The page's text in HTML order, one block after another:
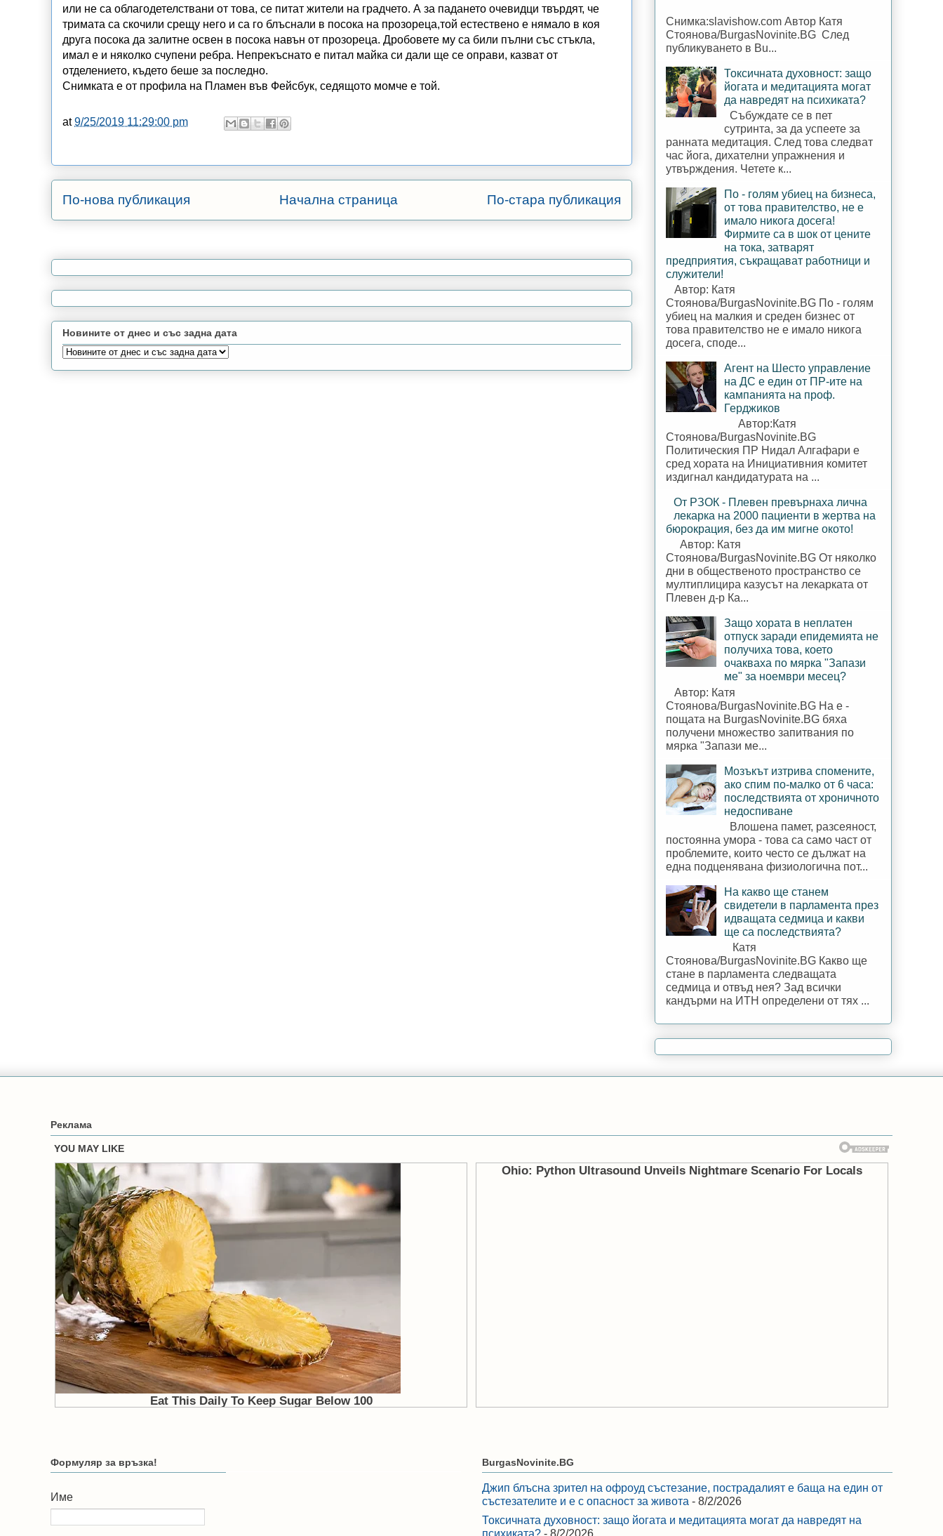
или не са облагодетелствани от това, се питат жители на градчето. А за падането очевидци твърдят, че
тримата са скочили срещу него и са го блъснали в посока на прозореца,той естествено е нямало в коя
друга посока да залитне освен в посока навън от прозореца. Дробовете му са били пълни със стъкла,
имал е и няколко счупени ребра. Непрекъснато е питал майка си дали ще се оправи, казват от
отделението, където беше за последно.
Снимката е от профила на Пламен във Фейсбук, седящото момче е той.
at9/25/2019 11:29:00 pm
По-нова публикация По-стара публикация
Начална страница
Новините от днес и със задна дата
Снимка:slavishow.com Автор Катя
Стоянова/BurgasNovinite.BG След
публикуването в Bu...
Токсичната духовност: защо
йогата и медитацията могат
да навредят на психиката?
Събуждате се в пет
сутринта, за да успеете за
ранната медитация. След това следват
час йога, дихателни упражнения и
утвърждения. Четете к...
По - голям убиец на бизнеса,
от това правителство, не е
имало никога досега!
Фирмите са в шок от цените
на тока, затварят
предприятия, съкращават работници и
служители!
Автор: Катя
Стоянова/BurgasNovinite.BG По - голям
убиец на малкия и среден бизнес от
това правителство не е имало никога
досега, споде...
Агент на Шесто управление
на ДС е един от ПР-ите на
кампанията на проф.
Герджиков
Автор:Катя
Стоянова/BurgasNovinite.BG
Политическия ПР Нидал Алгафари е
сред хората на Инициативния комитет
издигнал кандидатурата на ...
От РЗОК - Плевен превърнаха лична
лекарка на 2000 пациенти в жертва на
бюрокрация, без да им мигне окото!
Автор: Катя
Стоянова/BurgasNovinite.BG От няколко
дни в общественото пространство се
мултиплицира казусът на лекарката от
Плевен д-р Ка...
Защо хората в неплатен
отпуск заради епидемията не
получиха това, което
очакваха по мярка "Запази
ме" за ноември месец?
Автор: Катя
Стоянова/BurgasNovinite.BG На е -
пощата на BurgasNovinite.BG бяха
получени множество запитвания по
мярка "Запази ме...
Мозъкът изтрива спомените,
ако спим по-малко от 6 часа:
последствията от хроничното
недоспиване
Влошена памет, разсеяност,
постоянна умора - това са само част от
проблемите, които често се дължат на
една подценявана физиологична пот...
На какво ще станем
свидетели в парламента през
идващата седмица и какви
ще са последствията?
Катя
Стоянова/BurgasNovinite.BG Какво ще
стане в парламента следващата
седмица и отвъд нея? Зад всички
кандърми на ИТН определени от тях ...
Реклама
Формуляр за връзка!
Име
BurgasNovinite.BG
Джип блъсна зрител на офроуд състезание, пострадалият е баща на един от
състезателите и е с опасност за живота - 8/2/2026
Токсичната духовност: защо йогата и медитацията могат да навредят на